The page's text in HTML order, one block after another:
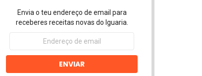
Envia o teu endereço de email para
receberes receitas novas do Iguaria.
Endereço
email
ENVIAR